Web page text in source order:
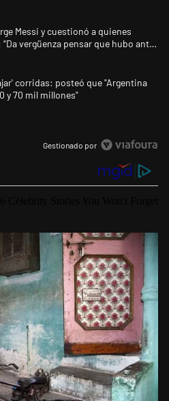
con más comentarios en los últimos
"Milei despidió a Jorge Messi y
Messi y cuestionó a quienes
vergüenza pensar que hubo anti-
"Milei, listo para 'atajar' corridas:
corridas: posteó que "Argentina
y 70 mil millones"
Gestionado por